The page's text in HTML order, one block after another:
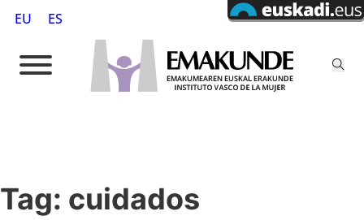
EU ES
Tag: cuidados